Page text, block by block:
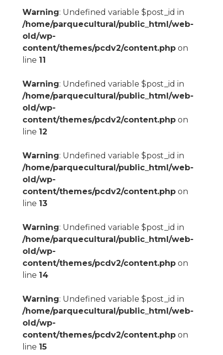
Warning: Undefined variable $post_id in
/home/parquecultural/public_html/web-
old/wp-
content/themes/pcdv2/content.phpon
line 11
Warning: Undefined variable $post_id in
/home/parquecultural/public_html/web-
old/wp-
content/themes/pcdv2/content.phpon
line 12
Warning: Undefined variable $post_id in
/home/parquecultural/public_html/web-
old/wp-
content/themes/pcdv2/content.phpon
line 13
Warning: Undefined variable $post_id in
/home/parquecultural/public_html/web-
old/wp-
content/themes/pcdv2/content.phpon
line 14
Warning: Undefined variable $post_id in
/home/parquecultural/public_html/web-
old/wp-
content/themes/pcdv2/content.phpon
line 15